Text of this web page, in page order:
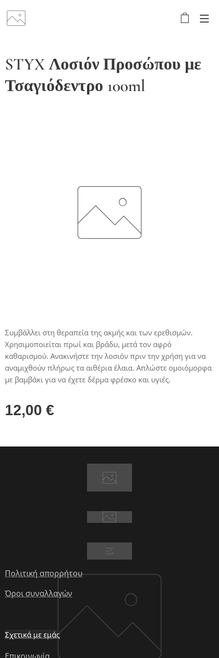
STYX Λοσιόν Προσώπου με
Τσαγιόδεντρο 100ml
Συμβάλλει στη θεραπεία της ακμής και των ερεθισμών.
Χρησιμοποιείται πρωί και βράδυ, μετά τον αφρό
καθαρισμού. Ανακινήστε την λοσιόν πριν την χρήση για να
αναμιχθούν πλήρως τα αιθέρια έλαια. Απλώστε ομοιόμορφα
με βαμβάκι για να έχετε δέρμα φρέσκο και υγιές.
12,00 €
Πολιτική απορρήτου
Όροι συναλλαγών
Σχετικά με εμάς